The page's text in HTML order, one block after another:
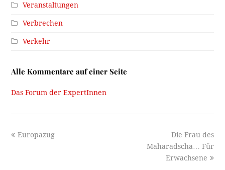
Veranstaltungen
Verbrechen
Verkehr
Alle Kommentare auf einer Seite
Das Forum der ExpertInnen
previous
Europazug
next
post:
Die Frau des
Maharadscha… Für
Erwachsene